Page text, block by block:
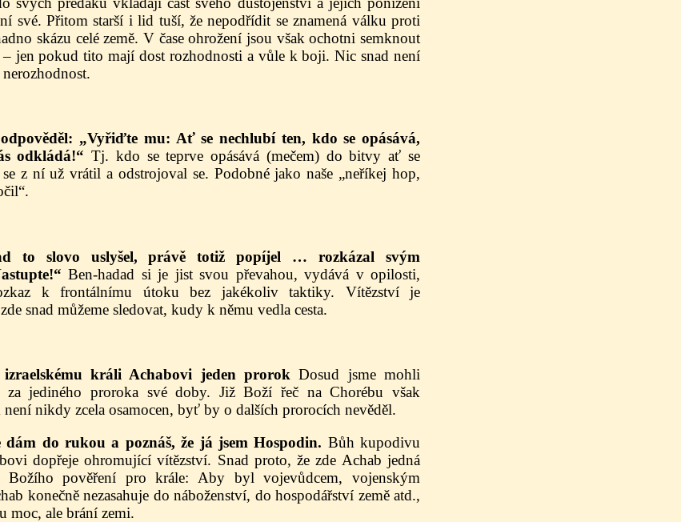
své. Přitom starší i lid tuší, že nepodřídit se znamená válku proti
skázu celé země. V čase ohrožení jsou však ochotni semknout
jen pokud tito mají dost rozhodnosti a vůle k boji. Nic snad není
„Vyřiďte mu: Ať se nechlubí ten, kdo se opásává,
odkládá!“ Tj. kdo se teprve opásává (mečem) do bitvy ať se
z ní už vrátil a odstrojoval se. Podobné jako naše „neříkej hop,
to slovo uslyšel, právě totiž popíjel … rozkázal svým
Ben-hadad si je jist svou převahou, vydává v opilosti,
k frontálnímu útoku bez jakékoliv taktiky. Vítězství je
snad můžeme sledovat, kudy k němu vedla cesta.
králi Achabovi jeden prorok Dosud jsme mohli
za jediného proroka své doby. Již Boží řeč na Chorébu však
nikdy zcela osamocen, byť by o dalších prorocích nevěděl.
dám do rukou a poznáš, že já jsem Hospodin. Bůh kupodivu
dopřeje ohromující vítězství. Snad proto, že zde Achab jedná
Božího pověření pro krále: Aby byl vojevůdcem, vojenským
konečně nezasahuje do náboženství, do hospodářství země atd.,
moc, ale brání zemi.